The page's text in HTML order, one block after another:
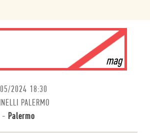
mag
2024 18:30
PALERMO
- Palermo